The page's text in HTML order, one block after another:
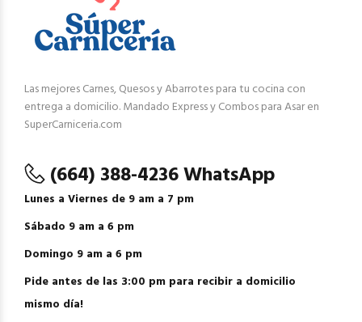
Las mejores Carnes, Quesos y Abarrotes para tu cocina con
entrega a domicilio. Mandado Express y Combos para Asar en
SuperCarniceria.com
(664) 388-4236 WhatsApp
Lunes a Viernes de 9 am a 7 pm
Sábado 9 am a 6 pm
Domingo 9 am a 6 pm
Pide antes de las 3:00 pm para recibir a domicilio
mismo día!